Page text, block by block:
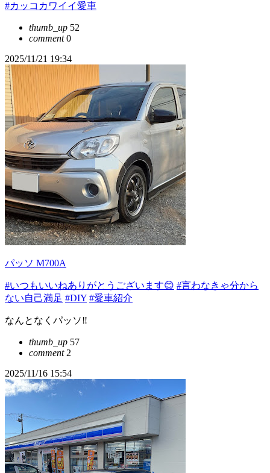
#カッコカワイイ愛車
thumb_up 52
comment0
2025/11/21 19:34
パッソ M700A
#いつもいいねありがとうございます😊 #言わなきゃ分から
ない自己満足 #DIY #愛車紹介
なんとなくパッソ‼️
thumb_up 57
comment2
2025/11/16 15:54